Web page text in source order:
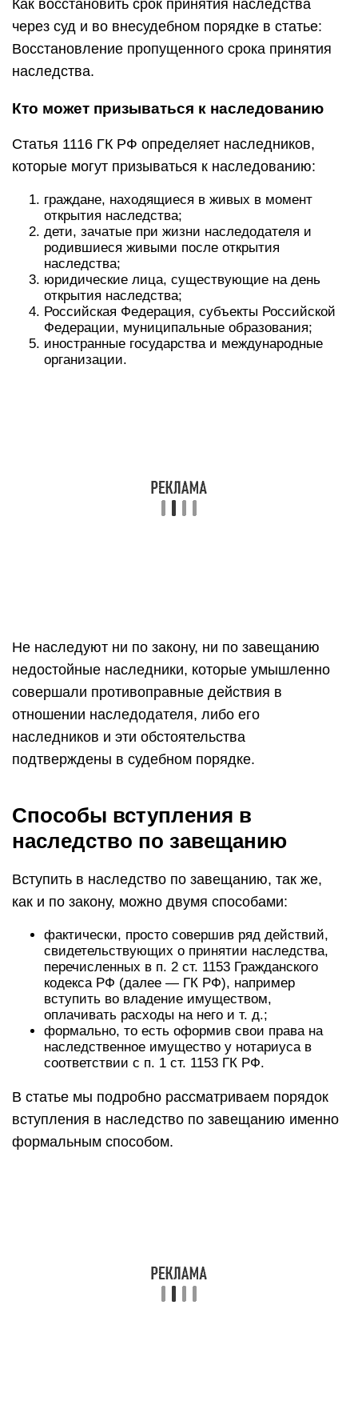
Как восстановить срок принятия наследства
через суд и во внесудебном порядке в статье:
Восстановление пропущенного срока принятия
наследства.
Кто может призываться к наследованию
Статья 1116 ГК РФ определяет наследников,
которые могут призываться к наследованию:
граждане, находящиеся в живых в момент
открытия наследства;
дети, зачатые при жизни наследодателя и
родившиеся живыми после открытия
наследства;
юридические лица, существующие на день
открытия наследства;
Российская Федерация, субъекты Российской
Федерации, муниципальные образования;
иностранные государства и международные
организации.
Не наследуют ни по закону, ни по завещанию
недостойные наследники, которые умышленно
совершали противоправные действия в
отношении наследодателя, либо его
наследников и эти обстоятельства
подтверждены в судебном порядке.
Способы вступления в
наследство по завещанию
Вступить в наследство по завещанию, так же,
как и по закону, можно двумя способами:
фактически, просто совершив ряд действий,
свидетельствующих о принятии наследства,
перечисленных в п. 2 ст. 1153 Гражданского
кодекса РФ (далее — ГК РФ), например
вступить во владение имуществом,
оплачивать расходы на него и т. д.;
формально, то есть оформив свои права на
наследственное имущество у нотариуса в
соответствии с п. 1 ст. 1153 ГК РФ.
В статье мы подробно рассматриваем порядок
вступления в наследство по завещанию именно
формальным способом.